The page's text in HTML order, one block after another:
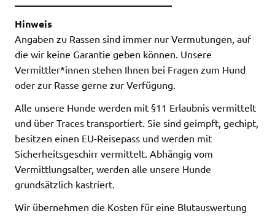
Hinweis
Angaben zu Rassen sind immer nur Vermutungen, auf
die wir keine Garantie geben können. Unsere
Vermittler*innen stehen Ihnen bei Fragen zum Hund
oder zur Rasse gerne zur Verfügung.
Alle unsere Hunde werden mit §11 Erlaubnis vermittelt
und über Traces transportiert. Sie sind geimpft, gechipt,
besitzen einen EU-Reisepass und werden mit
Sicherheitsgeschirr vermittelt. Abhängig vom
Vermittlungsalter, werden alle unsere Hunde
grundsätzlich kastriert.
Wir übernehmen die Kosten für eine Blutauswertung